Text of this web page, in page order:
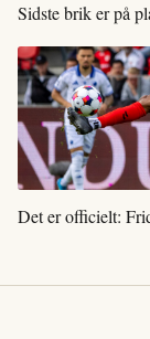
Sidste brik er på
Det er officielt: